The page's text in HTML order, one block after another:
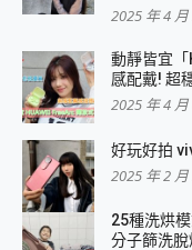
2025 年 4
動靜皆宜
感配戴! 超
2025 年 4
好玩好拍
2025 年 2
25種洗烘
分子篩洗